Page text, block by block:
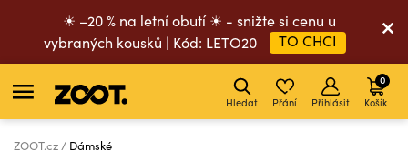
☀ –20 % na letní obutí ☀ - snižte si cenu u
vybraných kousků | Kód: LETO20
TO CHCI
Hledat Přání Přihlásit Košík
0
ZOOT.cz Dámské